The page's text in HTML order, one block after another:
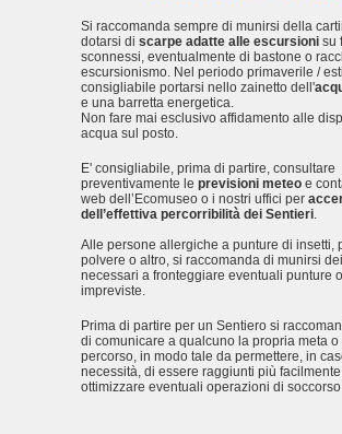
Si raccomanda sempre di munirsi della
dotarsi di scarpe adatte alle escursioni su
sconnessi, eventualmente di bastone o
escursionismo. Nel periodo primaverile /
consigliabile portarsi nello zainetto dell'
e una barretta energetica.
Non fare mai esclusivo affidamento alle
acqua sul posto.
E' consigliabile, prima di partire, consultare
preventivamente le previsioni meteo e
web dell’Ecomuseo o i nostri uffici per
dell’effettiva percorribilità dei Sentieri.
Alle persone allergiche a punture di insetti,
polvere o altro, si raccomanda di munirsi
necessari a fronteggiare eventuali punture
impreviste.
Prima di partire per un Sentiero si
di comunicare a qualcuno la propria meta
percorso, in modo tale da permettere, in
necessità, di essere raggiunti più facilmente
ottimizzare eventuali operazioni di